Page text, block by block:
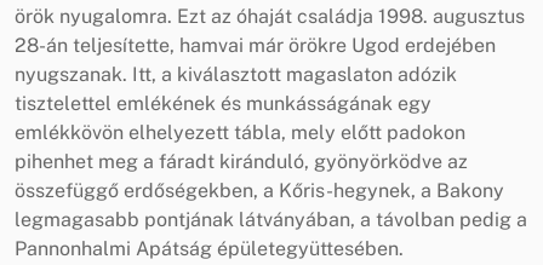
örök nyugalomra. Ezt az óhaját családja 1998. augusztus
28-án teljesítette, hamvai már örökre Ugod erdejében
nyugszanak. Itt, a kiválasztott magaslaton adózik
tisztelettel emlékének és munkásságának egy
emlékkövön elhelyezett tábla, mely előtt padokon
pihenhet meg a fáradt kiránduló, gyönyörködve az
összefüggő erdőségekben, a Kőris-hegynek, a Bakony
legmagasabb pontjának látványában, a távolban pedig a
Pannonhalmi Apátság épületegyüttesében.